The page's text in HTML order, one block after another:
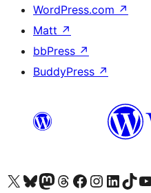
WordPress.com ↗
Matt ↗
bbPress ↗
BuddyPress ↗
Visita nuestra cuenta de X (anteriormente Twitter)
Visita nuestra cuenta de Bluesky
Visita nuestra cuenta de Mastodon
Visita nuestra cuenta de Threads
Visita nuestra página de Facebook
Visita nuestra cuenta de
Visita nuestra cuenta
Visita nuestra